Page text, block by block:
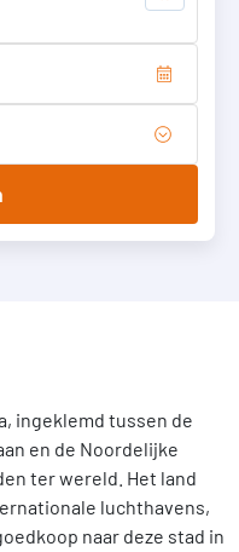
ingeklemd tussen de
en de Noordelijke
ter wereld. Het land
luchthavens,
naar deze stad in